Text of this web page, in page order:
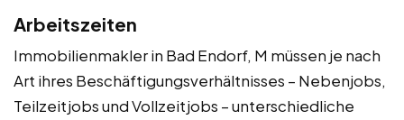
Arbeitszeiten
Immobilienmakler in Bad Endorf, M müssen je nach
Art ihres Beschäftigungsverhältnisses – Nebenjobs,
Teilzeitjobs und Vollzeitjobs – unterschiedliche